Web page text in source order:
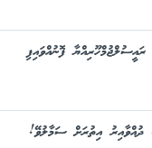
ފޮނުއްވައިފި